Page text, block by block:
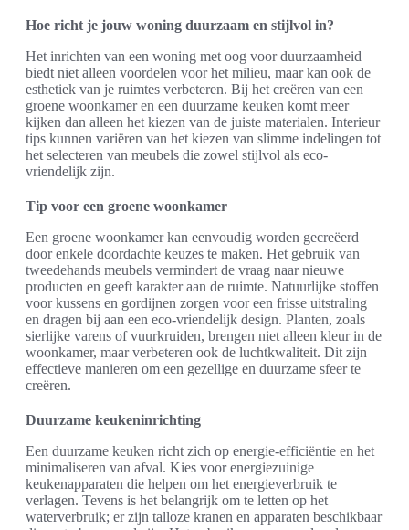
Hoe richt je jouw woning duurzaam en stijlvol in?
Het inrichten van een woning met oog voor duurzaamheid
biedt niet alleen voordelen voor het milieu, maar kan ook de
esthetiek van je ruimtes verbeteren. Bij het creëren van een
groene woonkamer en een duurzame keuken komt meer
kijken dan alleen het kiezen van de juiste materialen. Interieur
tips kunnen variëren van het kiezen van slimme indelingen tot
het selecteren van meubels die zowel stijlvol als eco-
vriendelijk zijn.
Tip voor een groene woonkamer
Een groene woonkamer kan eenvoudig worden gecreëerd
door enkele doordachte keuzes te maken. Het gebruik van
tweedehands meubels vermindert de vraag naar nieuwe
producten en geeft karakter aan de ruimte. Natuurlijke stoffen
voor kussens en gordijnen zorgen voor een frisse uitstraling
en dragen bij aan een eco-vriendelijk design. Planten, zoals
sierlijke varens of vuurkruiden, brengen niet alleen kleur in de
woonkamer, maar verbeteren ook de luchtkwaliteit. Dit zijn
effectieve manieren om een gezellige en duurzame sfeer te
creëren.
Duurzame keukeninrichting
Een duurzame keuken richt zich op energie-efficiëntie en het
minimaliseren van afval. Kies voor energiezuinige
keukenapparaten die helpen om het energieverbruik te
verlagen. Tevens is het belangrijk om te letten op het
waterverbruik; er zijn talloze kranen en apparaten beschikbaar